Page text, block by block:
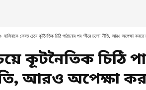
হাসিনাকে ফেরত চেয়ে কূটনৈতিক চিঠি পাঠানোর পর ‘ধীরে চলো’ নীতি, আরও অপেক্ষা করতে
কূটনৈতিক চিঠি
আরও অপেক্ষা